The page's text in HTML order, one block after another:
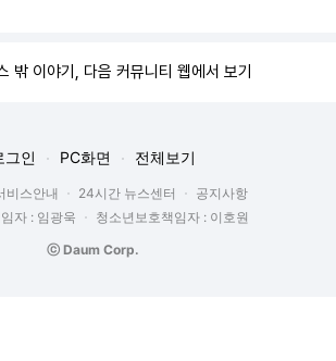
밖 이야기, 다음 커뮤니티 웹에서 보기
그인 PC화면 전체보기
비스안내 24시간 뉴스센터
공지사항
자 : 임광욱
청소년보호책임자 : 이호원
ⓒ Daum Corp.